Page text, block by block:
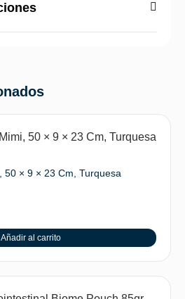
50 × 9 × 23 Cm, Turquesa
Añadir al carrito